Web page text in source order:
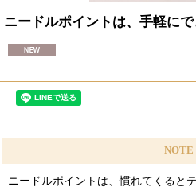
ニードルポイントは、手軽にで
NOTE
ニードルポイントは、慣れてくると